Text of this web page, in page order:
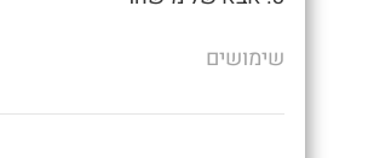
שימושים